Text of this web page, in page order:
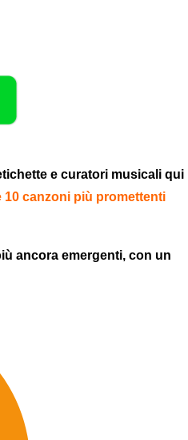
e curatori musicali qui
10 canzoni più promettenti
ancora emergenti, con un